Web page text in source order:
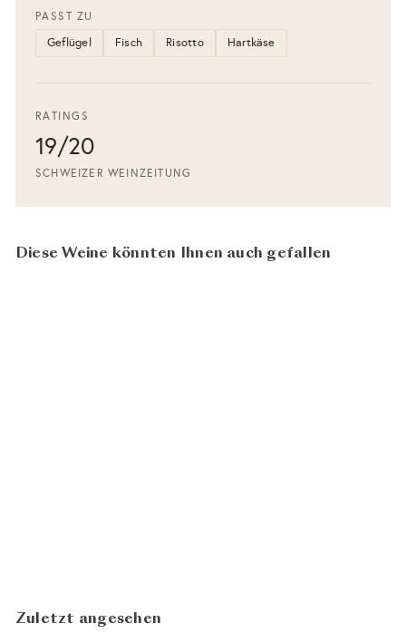
PASST ZU
Geflügel Fisch Risotto Hartkäse
RATINGS
19/20
SCHWEIZER WEINZEITUNG
Diese Weine könnten Ihnen auch gefallen
Zuletzt angesehen